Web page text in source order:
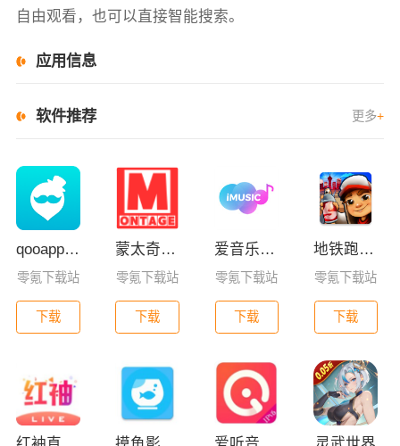
自由观看，也可以直接智能搜索。
应用信息
软件推荐 更多+
qooapp安卓版
零氪下载站
下载
蒙太奇影视2025最新版本下载
零氪下载站
下载
爱音乐app下载免费版
零氪下载站
下载
地铁跑酷全皮肤版
零氪下载站
下载